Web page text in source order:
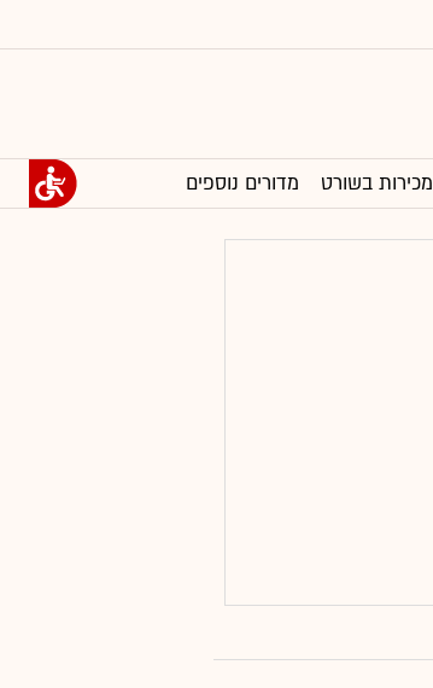
מכירות בשורט מדורים נוספים